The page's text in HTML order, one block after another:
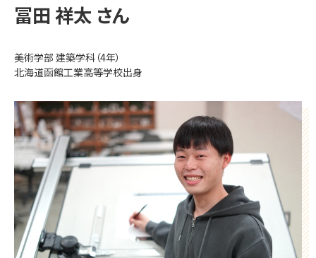
冨田 祥太 さん
美術学部 建築学科（4年）
北海道函館工業高等学校出身